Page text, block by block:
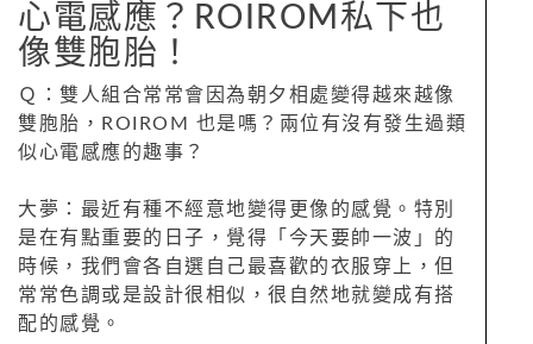
心電感應？ROIROM私下也
像雙胞胎！
Ｑ：雙人組合常常會因為朝夕相處變得越來越像
雙胞胎，ROIROM 也是嗎？兩位有沒有發生過類
似心電感應的趣事？
大夢：最近有種不經意地變得更像的感覺。特別
是在有點重要的日子，覺得「今天要帥一波」的
時候，我們會各自選自己最喜歡的衣服穿上，但
常常色調或是設計很相似，很自然地就變成有搭
配的感覺。